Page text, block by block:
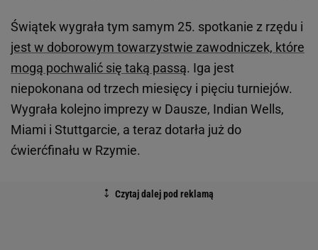
Świątek wygrała tym samym 25. spotkanie z rzędu i
jest w doborowym towarzystwie zawodniczek, które
mogą pochwalić się taką passą. Iga jest
niepokonana od trzech miesięcy i pięciu turniejów.
Wygrała kolejno imprezy w Dausze, Indian Wells,
Miami i Stuttgarcie, a teraz dotarła już do
ćwierćfinału w Rzymie.